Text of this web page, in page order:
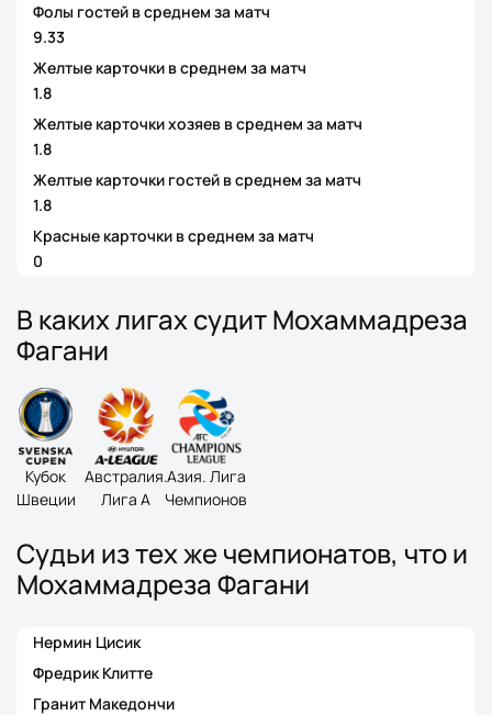
Фолы гостей в среднем за матч
9.33
Желтые карточки в среднем за матч
1.8
Желтые карточки хозяев в среднем за матч
1.8
Желтые карточки гостей в среднем за матч
1.8
Красные карточки в среднем за матч
0
В каких лигах судит Мохаммадреза
Фагани
Кубок
Швеции
Австралия.
Лига А
Азия. Лига
Чемпионов
Судьи из тех же чемпионатов, что и
Мохаммадреза Фагани
Нермин Цисик
Фредрик Клитте
Гранит Македончи